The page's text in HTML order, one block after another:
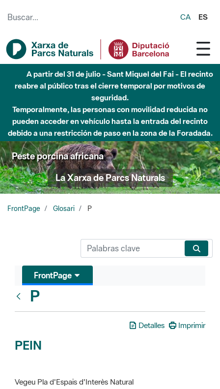
CA ES
Hasta diciembre de 2026 - Parque Fluvial Besós -
Afectaciones en el cauce del Parque Fluvial del Besòs debido
a obras de construcción de una pasarela sobre el río
Peste porcina africana
La Xarxa de Parcs Naturals
FrontPage Glosari P
Glosari
P
PEIN
Vegeu Pla d'Espais d'Interès Natural